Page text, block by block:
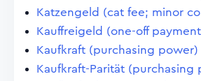
Katzengeld (cat fee; minor
Kauffreigeld (one-off
Kaufkraft (purchasing power)
Kaufkraft-Parität (purchasing